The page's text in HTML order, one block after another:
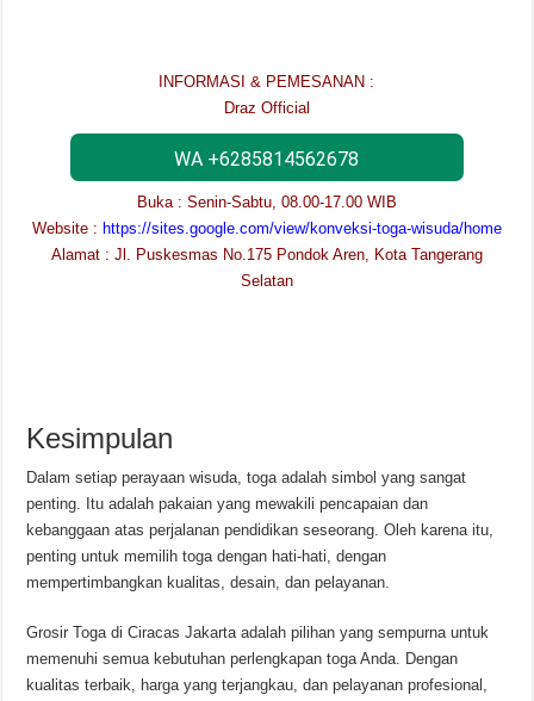
INFORMASI & PEMESANAN :
Draz Official
WA +6285814562678
Buka : Senin-Sabtu, 08.00-17.00 WIB
Website : https://sites.google.com/view/konveksi-toga-wisuda/home
Alamat : Jl. Puskesmas No.175 Pondok Aren, Kota Tangerang
Selatan
Kesimpulan
Dalam setiap perayaan wisuda, toga adalah simbol yang sangat
penting. Itu adalah pakaian yang mewakili pencapaian dan
kebanggaan atas perjalanan pendidikan seseorang. Oleh karena itu,
penting untuk memilih toga dengan hati-hati, dengan
mempertimbangkan kualitas, desain, dan pelayanan.
Grosir Toga di Ciracas Jakarta adalah pilihan yang sempurna untuk
memenuhi semua kebutuhan perlengkapan toga Anda. Dengan
kualitas terbaik, harga yang terjangkau, dan pelayanan profesional,